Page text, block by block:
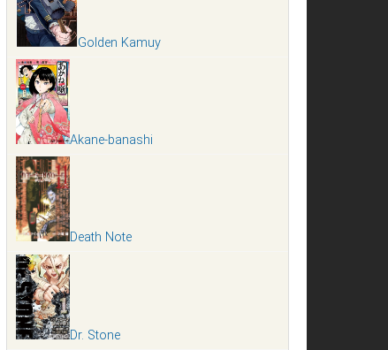
Golden Kamuy
Akane-banashi
Death Note
Dr. Stone